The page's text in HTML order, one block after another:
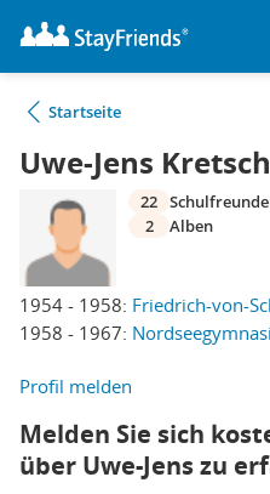
Startseite
Uwe-Jens
1954 - 1958: Friedrich-von-
1958 - 1967:
22 Schulfreunde
2
Alben
Profil melden
Melden Sie sich
über Uwe-Jens zu